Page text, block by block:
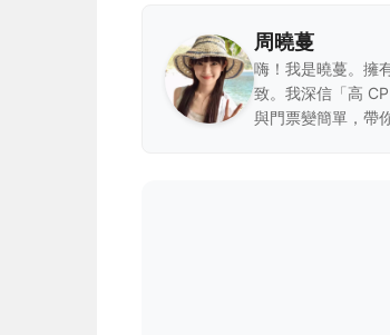
周曉蔓
嗨！我是曉蔓。擁
致。我深信「高
與門票變簡單，帶